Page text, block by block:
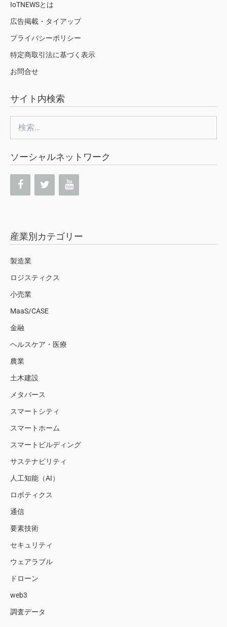
IoTNEWSとは
広告掲載・タイアップ
プライバシーポリシー
特定商取引法に基づく表示
お問合せ
サイト内検索
索:
ソーシャルネットワーク
産業別カテゴリー
製造業
ロジスティクス
小売業
MaaS/CASE
金融
ヘルスケア・医療
農業
土木建設
メタバース
スマートシティ
スマートホーム
スマートビルディング
サステナビリティ
人工知能（AI）
ロボティクス
通信
要素技術
セキュリティ
ウェアラブル
ドローン
web3
調査データ